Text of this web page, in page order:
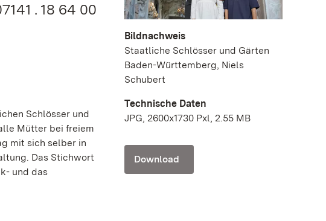
. 18 64 00
Schlösser und
Mütter bei freiem
mit sich selber in
Das Stichwort
und das
Bildnachweis
Staatliche Schlösser und Gärten
Baden-Württemberg, Niels
Schubert
Technische Daten
JPG, 2600x1730 Pxl, 2.55 MB
Download